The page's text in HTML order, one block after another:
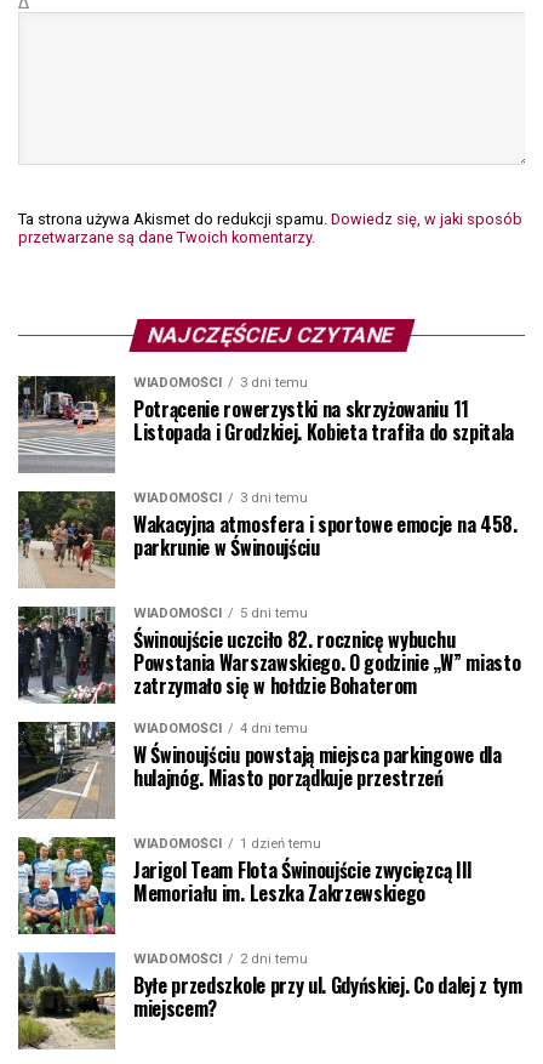
Ta strona używa Akismet do redukcji spamu. Dowiedz się, w jaki sposób
przetwarzane są dane Twoich komentarzy.
NAJCZĘŚCIEJ CZYTANE
WIADOMOŚCI 3 dni temu
Potrącenie rowerzystki na skrzyżowaniu 11
Listopada i Grodzkiej. Kobieta trafiła do szpitala
WIADOMOŚCI 3 dni temu
Wakacyjna atmosfera i sportowe emocje na 458.
parkrunie w Świnoujściu
WIADOMOŚCI 5 dni temu
Świnoujście uczciło 82. rocznicę wybuchu
Powstania Warszawskiego. O godzinie „W” miasto
zatrzymało się w hołdzie Bohaterom
WIADOMOŚCI 4 dni temu
W Świnoujściu powstają miejsca parkingowe dla
hulajnóg. Miasto porządkuje przestrzeń
WIADOMOŚCI 1 dzień temu
Jarigol Team Flota Świnoujście zwycięzcą III
Memoriału im. Leszka Zakrzewskiego
WIADOMOŚCI 2 dni temu
Byłe przedszkole przy ul. Gdyńskiej. Co dalej z tym
miejscem?